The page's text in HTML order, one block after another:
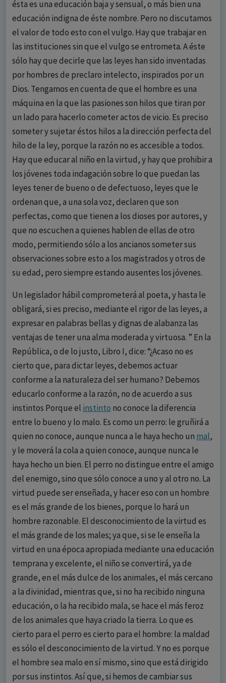
ésta es una educación baja y sensual, o más bien una
educación indigna de éste nombre. Pero no discutamos
el valor de todo esto con el vulgo. Hay que trabajar en
las instituciones sin que el vulgo se entrometa. A éste
sólo hay que decirle que las leyes han sido inventadas
por hombres de preclaro intelecto, inspirados por un
Dios. Tengamos en cuenta de que el hombre es una
máquina en la que las pasiones son hilos que tiran por
un lado para hacerlo cometer actos de vicio. Es preciso
someter y sujetar éstos hilos a la dirección perfecta del
hilo de la ley, porque la razón no es accesible a todos.
Hay que educar al niño en la virtud, y hay que prohibir a
los jóvenes toda indagación sobre lo que puedan las
leyes tener de bueno o de defectuoso, leyes que le
ordenan que, a una sola voz, declaren que son
perfectas, como que tienen a los dioses por autores, y
que no escuchen a quienes hablen de ellas de otro
modo, permitiendo sólo a los ancianos someter sus
observaciones sobre esto a los magistrados y otros de
su edad, pero siempre estando ausentes los jóvenes.
Un legislador hábil comprometerá al poeta, y hasta le
obligará, si es preciso, mediante el rigor de las leyes, a
expresar en palabras bellas y dignas de alabanza las
ventajas de tener una alma moderada y virtuosa. ” En la
República, o de lo justo, Libro I, dice: “¿Acaso no es
cierto que, para dictar leyes, debemos actuar
conforme a la naturaleza del ser humano? Debemos
educarlo conforme a la razón, no de acuerdo a sus
instintos Porque el instinto no conoce la diferencia
entre lo bueno y lo malo. Es como un perro: le gruñirá a
quien no conoce, aunque nunca a le haya hecho un mal,
y le moverá la cola a quien conoce, aunque nunca le
haya hecho un bien. El perro no distingue entre el amigo
del enemigo, sino que sólo conoce a uno y al otro no. La
virtud puede ser enseñada, y hacer eso con un hombre
es el más grande de los bienes, porque lo hará un
hombre razonable. El desconocimiento de la virtud es
el más grande de los males; ya que, si se le enseña la
virtud en una época apropiada mediante una educación
temprana y excelente, el niño se convertirá, ya de
grande, en el más dulce de los animales, el más cercano
a la divinidad, mientras que, si no ha recibido ninguna
educación, o la ha recibido mala, se hace el más feroz
de los animales que haya criado la tierra. Lo que es
cierto para el perro es cierto para el hombre: la maldad
es sólo el desconocimiento de la virtud. Y no es porque
el hombre sea malo en sí mismo, sino que está dirigido
por sus instintos. Así que, si hemos de cambiar sus